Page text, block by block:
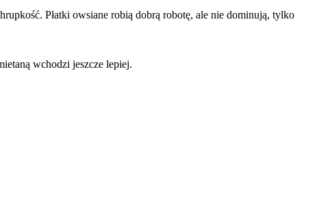
Płatki owsiane robią dobrą robotę, ale nie dominują, tylko
wchodzi jeszcze lepiej.